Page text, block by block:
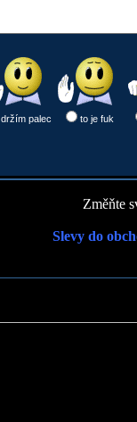
držím palec
to je fuk
Změňte
Slevy do